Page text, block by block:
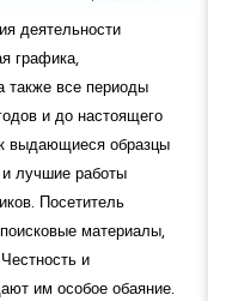
деятельности
графика,
также все периоды
и до настоящего
выдающиеся образцы
лучшие работы
Посетитель
материалы,
и
им особое обаяние.